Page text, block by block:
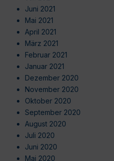
Juni 2021
Mai 2021
April 2021
März 2021
Februar 2021
Januar 2021
Dezember 2020
November 2020
Oktober 2020
September 2020
August 2020
Juli 2020
Juni 2020
Mai 2020